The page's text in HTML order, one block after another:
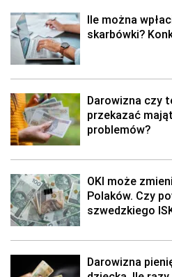
Ile można
skarbówki?
Darowizna czy
przekazać
problemów?
OKI może
Polaków. Czy
szwedzkiego
Darowizna